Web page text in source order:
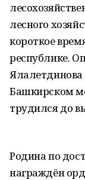
лесного
короткое
республике.
Башкирском
трудился до
Родина по
награждён